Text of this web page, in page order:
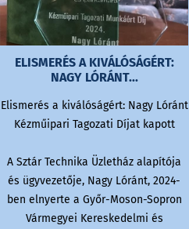
ELISMERÉS A KIVÁLÓSÁGÉRT:
NAGY LÓRÁNT...
Elismerés a kiválóságért: Nagy Lóránt
Kézműipari Tagozati Díjat kapott
A Sztár Technika Üzletház alapítója
és ügyvezetője, Nagy Lóránt, 2024-
ben elnyerte a Győr-Moson-Sopron
Vármegyei Kereskedelmi és